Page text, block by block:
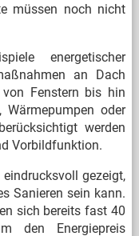
müssen noch nicht
energetischer
an Dach
Fenstern bis hin
Wärmepumpen oder
werden
Vorbildfunktion.
eindrucksvoll gezeigt,
Sanieren sein kann.
sich bereits fast 40
den Energiepreis